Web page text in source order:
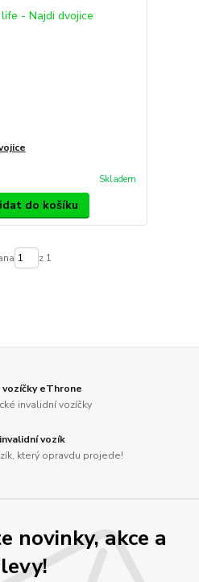
Skladem
do košíku
z 1
eThrone
invalidní vozíčky
vozík
který opravdu projede!
novinky, akce a